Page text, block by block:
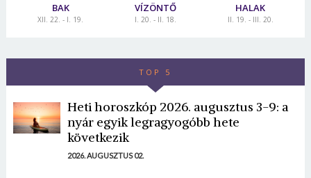
BAK
XII. 22. - I. 19.
VÍZÖNTŐ
I. 20. - II. 18.
HALAK
II. 19. - III. 20.
TOP 5
Heti horoszkóp 2026. augusztus 3-9: a
nyár egyik legragyogóbb hete
következik
2026. AUGUSZTUS 02.
Jelszó
Bejelentkezés